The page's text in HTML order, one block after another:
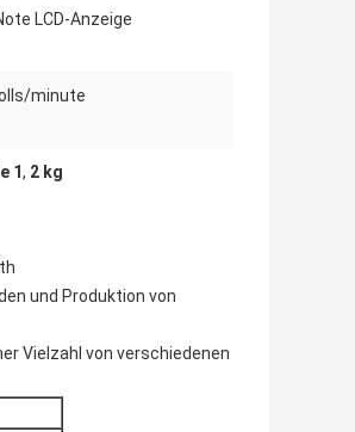
LCD-Anzeige
minute
1, 2 kg
und Produktion von
Vielzahl von verschiedenen